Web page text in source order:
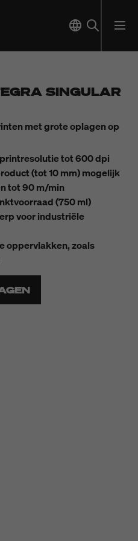
SINGULAR
met grote oplagen op
tot 600 dpi
(tot 10 mm) mogelijk
tot 90 m/min
(750 ml)
voor industriële
oppervlakken, zoals